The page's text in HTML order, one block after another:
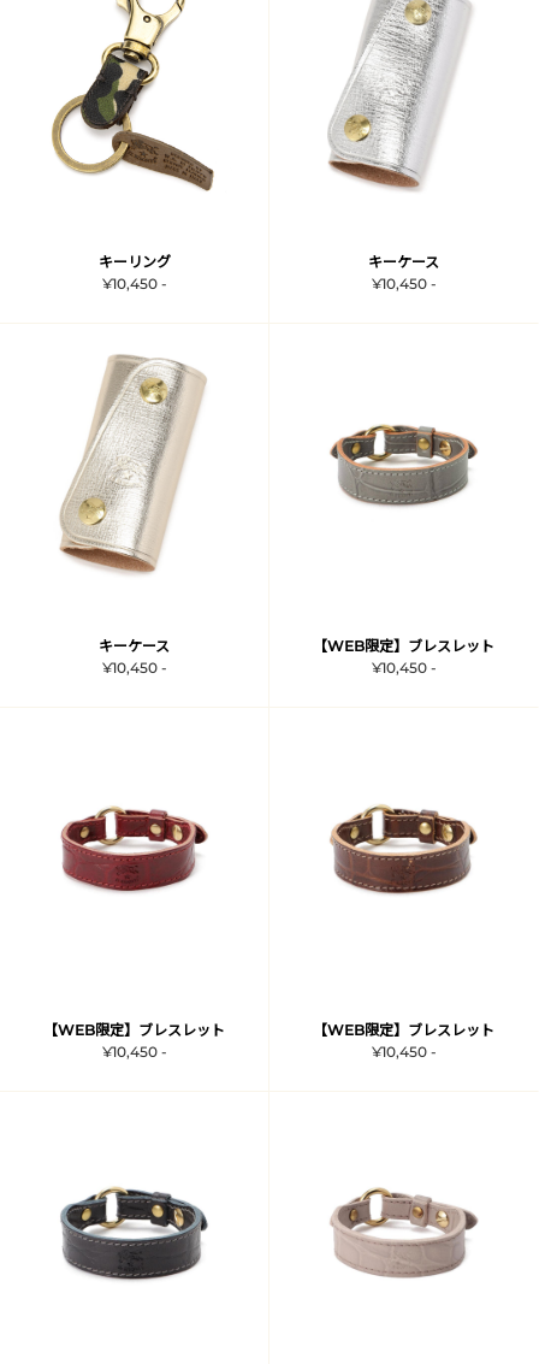
キーリング
¥10,450 -
キーケース
¥10,450 -
キーケース
¥10,450 -
【WEB限定】ブレスレット
¥10,450 -
【WEB限定】ブレスレット
¥10,450 -
【WEB限定】ブレスレット
¥10,450 -